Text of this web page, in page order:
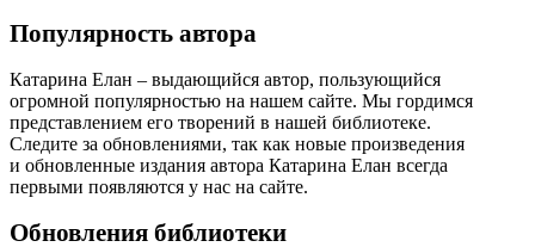
Популярность автора
Катарина Елан – выдающийся автор, пользующийся
огромной популярностью на нашем сайте. Мы гордимся
представлением его творений в нашей библиотеке.
Следите за обновлениями, так как новые произведения
и обновленные издания автора Катарина Елан всегда
первыми появляются у нас на сайте.
Обновления библиотеки